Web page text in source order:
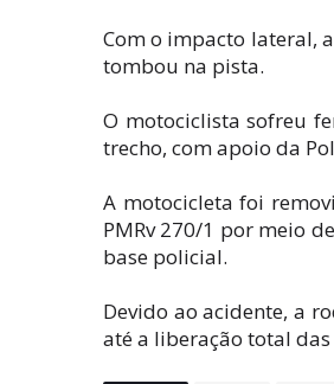
Com o impacto lateral,
tombou na pista.
O motociclista sofreu
trecho, com apoio da
A motocicleta foi
PMRv 270/1 por meio
base policial.
Devido ao acidente, a
até a liberação total